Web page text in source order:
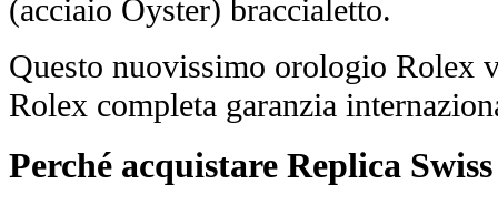
(acciaio Oyster) braccialetto.
Questo nuovissimo orologio Rolex
Rolex completa garanzia
Perché acquistare Replica